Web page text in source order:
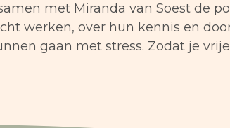
met Miranda van Soest de
werken, over hun kennis en
gaan met stress. Zodat je